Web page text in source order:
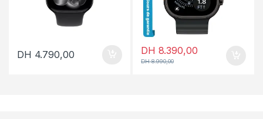
DH 4.790,00 DH 8.390,00
DH8.990,00